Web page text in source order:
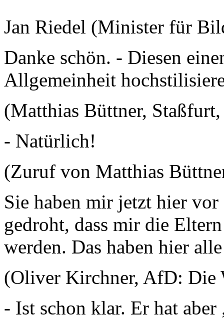
Jan Riedel (Minister für
Danke schön. - Diesen
Allgemeinheit
(Matthias Büttner,
- Natürlich!
(Zuruf von Matthias
Sie haben mir jetzt hier
gedroht, dass mir die
werden. Das haben hier
(Oliver Kirchner, AfD: Die
- Ist schon klar. Er hat aber